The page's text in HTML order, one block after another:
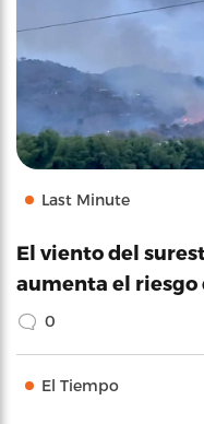
Last Minute
El viento del
aumenta el riesgo
0
El Tiempo